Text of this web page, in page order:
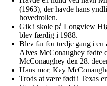
(1963), der havde hans
hovedrollen.
Gik i skole på Longview
blev færdig i 1988.
Blev far for tredje gang i en
Alves McConaughey fødte
McConaughey den 28.
Hans mor, Kay
Trods at være født i Texas